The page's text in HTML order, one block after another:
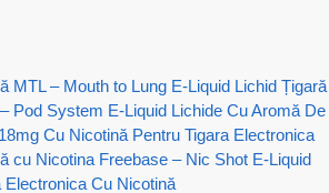
MTL – Mouth to Lung E-Liquid Lichid Țigară
Pod System E-Liquid Lichide Cu Aromă De
Cu Nicotină Pentru Tigara Electronica
cu Nicotina Freebase – Nic Shot E-Liquid
Electronica Cu Nicotină